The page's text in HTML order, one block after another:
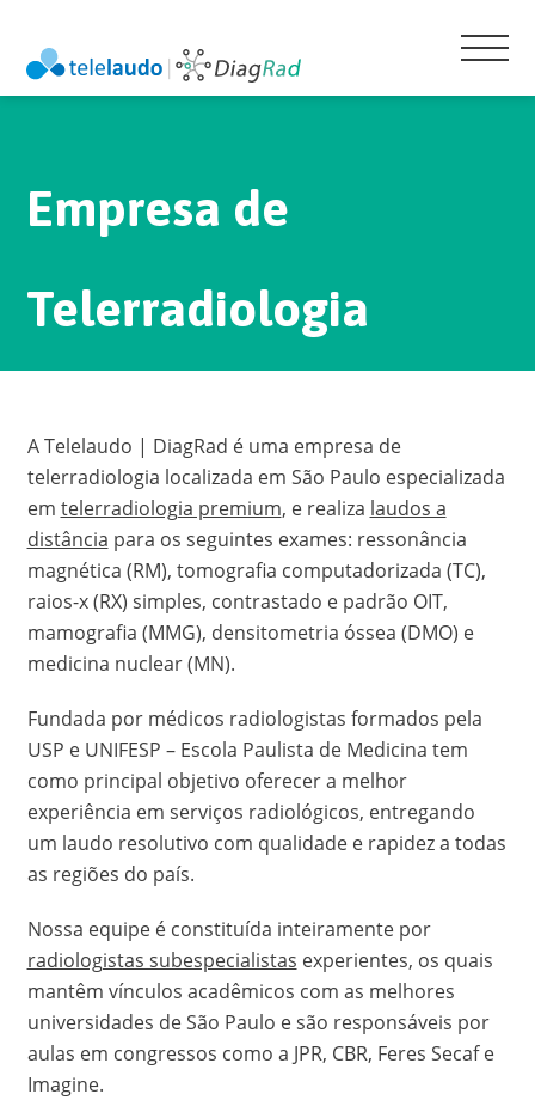
Empresa de
Telerradiologia
A Telelaudo | DiagRad é uma empresa de
telerradiologia localizada em São Paulo especializada
em telerradiologia premium, e realiza laudos a
distância para os seguintes exames: ressonância
magnética (RM), tomografia computadorizada (TC),
raios-x (RX) simples, contrastado e padrão OIT,
mamografia (MMG), densitometria óssea (DMO) e
medicina nuclear (MN).
Fundada por médicos radiologistas formados pela
USP e UNIFESP – Escola Paulista de Medicina tem
como principal objetivo oferecer a melhor
experiência em serviços radiológicos, entregando
um laudo resolutivo com qualidade e rapidez a todas
as regiões do país.
Nossa equipe é constituída inteiramente por
radiologistas subespecialistas experientes, os quais
mantêm vínculos acadêmicos com as melhores
universidades de São Paulo e são responsáveis por
aulas em congressos como a JPR, CBR, Feres Secaf e
Imagine.